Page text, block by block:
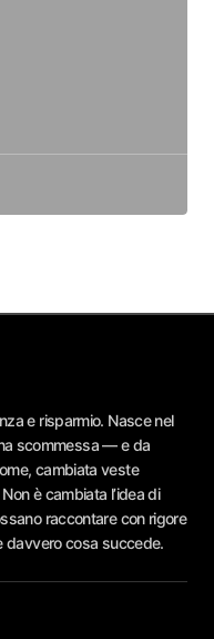
e risparmio. Nasce nel
scommessa — e da
cambiata veste
è cambiata l’idea di
raccontare con rigore
davvero cosa succede.